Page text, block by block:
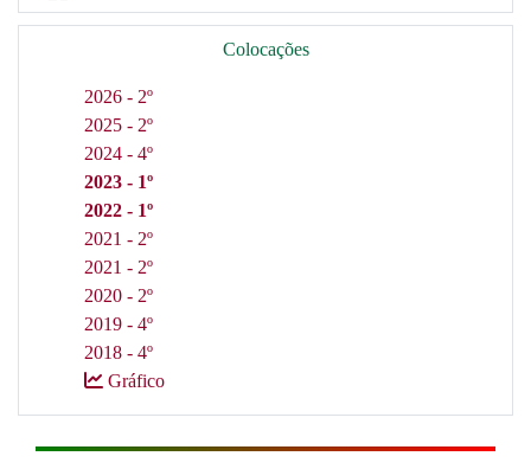
Colocações
2026 - 2º
2025 - 2º
2024 - 4º
2023 - 1º
2022 - 1º
2021 - 2º
2021 - 2º
2020 - 2º
2019 - 4º
2018 - 4º
Gráfico